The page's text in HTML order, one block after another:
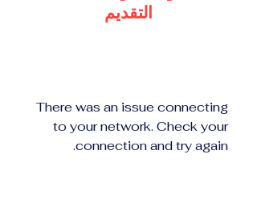
التقديم
There was an issue connecting
to your network. Check your
connection and try again.